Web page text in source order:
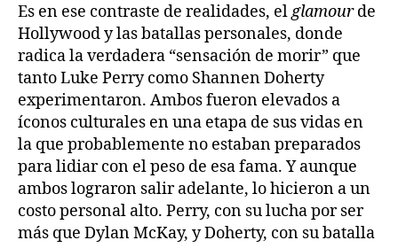
Es en ese contraste de realidades, elglamourde
Hollywood y las batallas personales, donde
radica la verdadera “sensación de morir” que
tanto Luke Perry como Shannen Doherty
experimentaron. Ambos fueron elevados a
íconos culturales en una etapa de sus vidas en
la que probablemente no estaban preparados
para lidiar con el peso de esa fama. Y aunque
ambos lograron salir adelante, lo hicieron a un
costo personal alto. Perry, con su lucha por ser
más que Dylan McKay, y Doherty, con su batalla